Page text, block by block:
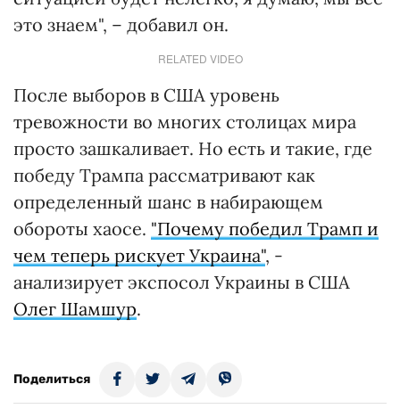
это знаем", – добавил он.
RELATED VIDEO
После выборов в США уровень
тревожности во многих столицах мира
просто зашкаливает. Но есть и такие, где
победу Трампа рассматривают как
определенный шанс в набирающем
обороты хаосе. "Почему победил Трамп и
чем теперь рискует Украина", -
анализирует экспосол Украины в США
Олег Шамшур.
Поделиться